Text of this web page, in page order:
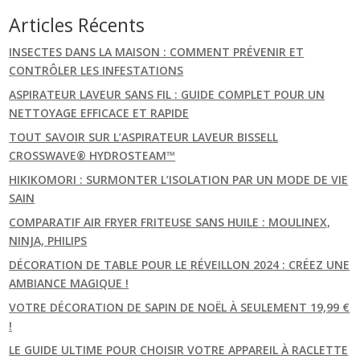
Articles Récents
INSECTES DANS LA MAISON : COMMENT PRÉVENIR ET
CONTRÔLER LES INFESTATIONS
ASPIRATEUR LAVEUR SANS FIL : GUIDE COMPLET POUR UN
NETTOYAGE EFFICACE ET RAPIDE
TOUT SAVOIR SUR L’ASPIRATEUR LAVEUR BISSELL
CROSSWAVE® HYDROSTEAM™
HIKIKOMORI : SURMONTER L’ISOLATION PAR UN MODE DE VIE
SAIN
COMPARATIF AIR FRYER FRITEUSE SANS HUILE : MOULINEX,
NINJA, PHILIPS
DÉCORATION DE TABLE POUR LE RÉVEILLON 2024 : CRÉEZ UNE
AMBIANCE MAGIQUE !
VOTRE DÉCORATION DE SAPIN DE NOËL À SEULEMENT 19,99 €
!
LE GUIDE ULTIME POUR CHOISIR VOTRE APPAREIL À RACLETTE